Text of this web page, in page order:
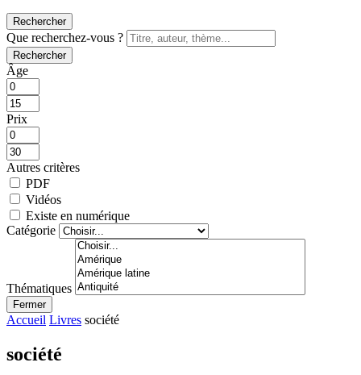
Rechercher
Que recherchez-vous ?
Rechercher
Âge
Prix
Autres critères
PDF
Vidéos
Existe en numérique
Catégorie
Thématiques
Fermer
Accueil Livres société
société